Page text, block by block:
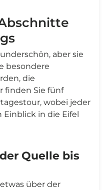
aber sie
besondere
die
finden Sie fünf
wobei jeder
in die Eifel
Quelle bis
über der